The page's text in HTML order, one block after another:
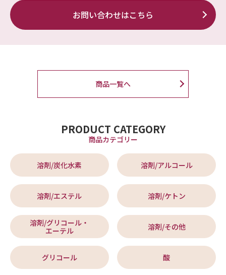
お問い合わせはこちら
商品一覧へ
PRODUCT CATEGORY
商品カテゴリー
溶剤/炭化水素 溶剤/アルコール
溶剤/エステル 溶剤/ケトン
溶剤/グリコール・
エーテル
溶剤/その他
グリコール 酸